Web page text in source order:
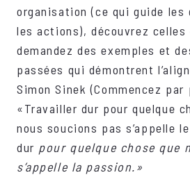
organisation (ce qui guide les
les actions), découvrez celles
demandez des exemples et
passées qui démontrent
Simon Sinek (Commencez par
«Travailler dur pour quelque
nous soucions pas s’appelle
dur pour quelque chose que
s’appelle la passion.»